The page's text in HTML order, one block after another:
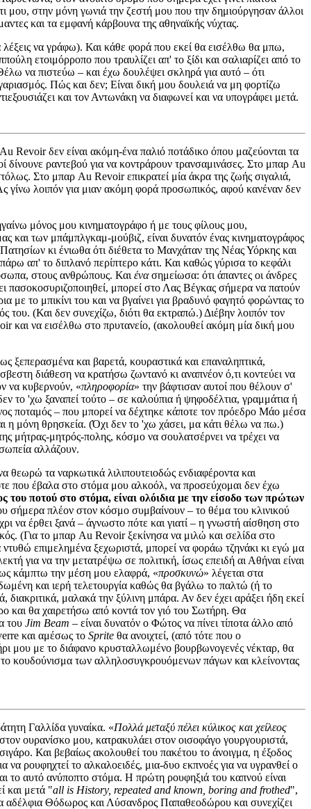
μου, στην μόνη γωνιά την ζεστή μου που την δημιούργησαν άλλοι
και τα εμφανή κάρβουνα της αθηναϊκής νύχτας.
να γράφω). Και κάθε φορά που εκεί θα εισέλθω θα μπω,
ετοιμόρροπο που τραυλίζει απ' το ξίδι και σαλιαρίζει από το
να πιστεύω – και έχω δουλέψει σκληρά για αυτό – ότι
Πώς και δεν; Είναι δική μου δουλειά να μη φορτίζω
και τον Αντωνάκη να διαφωνεί και να υπογράφει μετά.
δεν είναι ακόμη-ένα παλιό ποτάδικο όπου μαζεύονται τα
δίνουνε ραντεβού για να κοντράρουν τρανσαμινάσες. Στο μπαρ Au
Στο μπαρ Au Revoir επικρατεί μία άκρα της ζωής σιγαλιά,
γίνω λοιπόν για μιαν ακόμη φορά προσωπικός, αφού κανέναν δεν
μόνος μου κινηματογράφο ή με τους φίλους μου,
και των μπάμπλγκαμ-μούβιζ, είναι δυνατόν ένας κινηματογράφος
κι ένιωθα ότι διέθετα το Μανχάταν της Νέας Υόρκης και
απ' το διπλανό περίπτερο κάτι. Και καθώς γύρισα το κεφάλι
στους ανθρώπους. Και ένασημείωσα: ότι άπαντες οι άνδρες
πασοκοσυριζοποιηθεί, μπορεί στο Λας Βέγκας σήμερα να πατούν
με το μπικίνι του και να βγαίνει για βραδυνό φαγητό φορώντας το
του. (Και δεν συνεχίζω, διότι θα εκτραπώ.) Διέβην λοιπόν τον
και να εισέλθω στο πρυτανείο, (ακολουθεί ακόμη μία δική μου
ξεπερασμένα και βαρετά, κουραστικά και επαναληπτικά,
διάθεση να κρατήσω ζωντανό κι αναπνέον ό,τι κοντεύει να
να κυβερνούν, «πληροφορία» την βάφτισαν αυτοί που θέλουν σ'
το 'χω ξαναπεί τούτο – σε καλούπια ή ψηφοδέλτια, γραμμάτια ή
ποταμός – που μπορεί να δέχτηκε κάποτε τον πρόεδρο Μάο μέσα
η μόνη θρησκεία. (Όχι δεν το 'χω χάσει, μα κάτι θέλω να πω.)
μήτρας-μητρός-πολης, κόσμο να σουλατσέρνει να τρέχει να
αλλάζουν.
θεωρώ τα ναρκωτικά λιλιπουτειοδώς ενδιαφέροντα και
που έβαλα στο στόμα μου αλκοόλ, να προσεύχομαι δεν έχω
του ποτού στο στόμα, είναι ολόιδια με την είσοδο των πρώτων
σήμερα πλέον στον κόσμο συμβαίνουν – το θέμα του κλινικού
να έρθει ξανά – άγνωστο πότε και γιατί – η γνωστή αίσθηση στο
(Για το μπαρ Au Revoir ξεκίνησα να μιλώ και σελίδα στο
επιμελημένα ξεχωριστά, μπορεί να φοράω τζηνάκι κι εγώ μα
για να την μετατρέψω σε πολιτική, ίσως επειδή αι Αθήναι είναι
κάμπτω την μέση μου ελαφρά, «προσκυνώ» λέγεται στα
και ιερή τελετουργία καθώς θα βγάλω το παλτώ (ή το
μαλακά την ξύλινη μπάρα. Αν δεν έχει αράξει ήδη εκεί
θα χαιρετήσω από κοντά τον γιό του Σωτήρη. Θα
του Jim Beam – είναι δυνατόν ο Φώτος να πίνει τίποτα άλλο από
και αμέσως το Sprite θα ανοιχτεί, (από τότε που ο
μου με το διάφανο κρυσταλλωμένο βουρβωνογενές νέκταρ, θα
κουδούνισμα των αλληλοσυγκρουόμενων πάγων και κλείνοντας
Γαλλίδα γυναίκα. «Πολλά μεταξύ πέλει κύλικος και χείλεος
ουρανίσκο μου, κατρακυλάει στον οισοφάγο γουργουριστά,
Και βεβαίως ακολουθεί του πακέτου το άνοιγμα, η έξοδος
ρουφηχτεί το αλκαλοειδές, μια-δυο εκπνοές για να υγρανθεί ο
το αυτό ανύποπτο στόμα. Η πρώτη ρουφηξιά του καπνού είναι
και μετά "all is History, repeated and known, boring and frothed",
αδέλφια Θόδωρος και Λύσανδρος Παπαθεοδώρου και συνεχίζει